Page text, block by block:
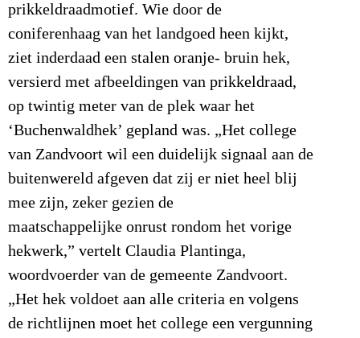
prikkeldraadmotief. Wie door de
coniferenhaag van het landgoed heen kijkt,
ziet inderdaad een stalen oranje- bruin hek,
versierd met afbeeldingen van prikkeldraad,
op twintig meter van de plek waar het
‘Buchenwaldhek’ gepland was. „Het college
van Zandvoort wil een duidelijk signaal aan de
buitenwereld afgeven dat zij er niet heel blij
mee zijn, zeker gezien de
maatschappelijke onrust rondom het vorige
hekwerk,” vertelt Claudia Plantinga,
woordvoerder van de gemeente Zandvoort.
„Het hek voldoet aan alle criteria en volgens
de richtlijnen moet het college een vergunning